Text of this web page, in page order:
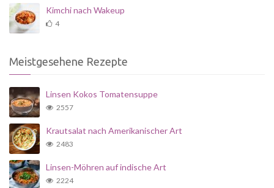
Kimchi nach Wakeup
4
Meistgesehene Rezepte
Linsen Kokos Tomatensuppe
2557
Krautsalat nach Amerikanischer Art
2483
Linsen-Möhren auf indische Art
2224